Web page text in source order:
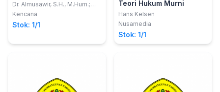
Dr. Almusawir, S.H., M.Hum.;
dkk
Kencana
Stok: 1/1
Teori Hukum Murni
Hans Kelsen
Nusamedia
Stok: 1/1